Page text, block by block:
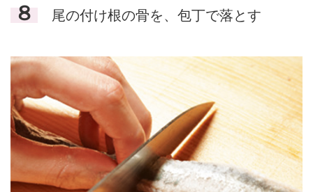
８ 尾の付け根の骨を、包丁で落とす